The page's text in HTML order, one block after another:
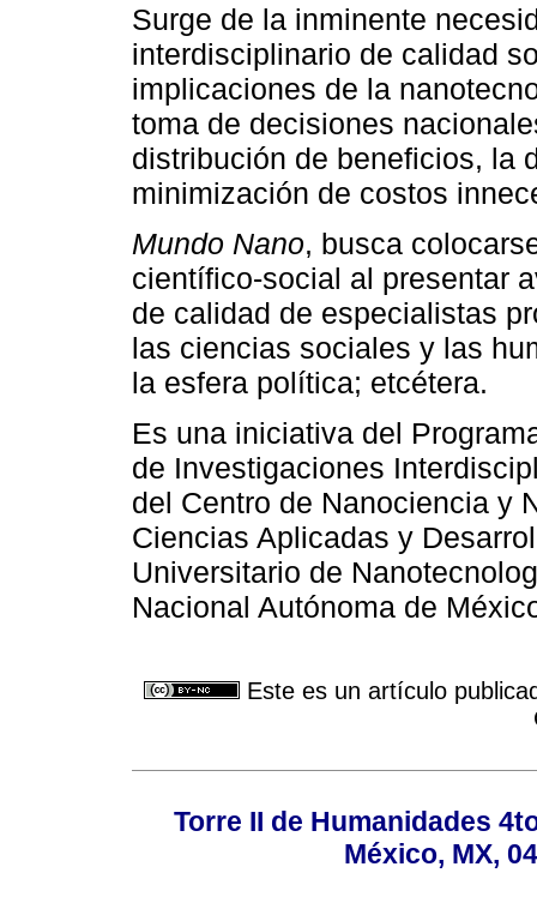
Surge de la inminente
interdisciplinario de calidad
implicaciones de la
toma de decisiones
distribución de beneficios, la
minimización de costos
Mundo Nano, busca
científico-social al presentar
de calidad de especialistas
las ciencias sociales y las
la esfera política; etcétera.
Es una iniciativa del
de Investigaciones
del Centro de Nanociencia y
Ciencias Aplicadas y
Universitario de
Nacional Autónoma de
Este es un artículo
Torre II de Humanidades
México, MX,